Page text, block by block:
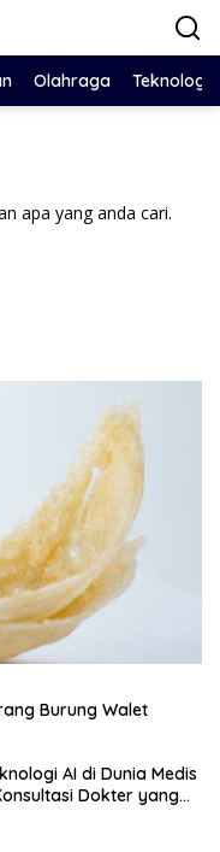
Olahraga Teknologi
apa yang anda cari.
Burung Walet
AI di Dunia Medis
Dokter yang